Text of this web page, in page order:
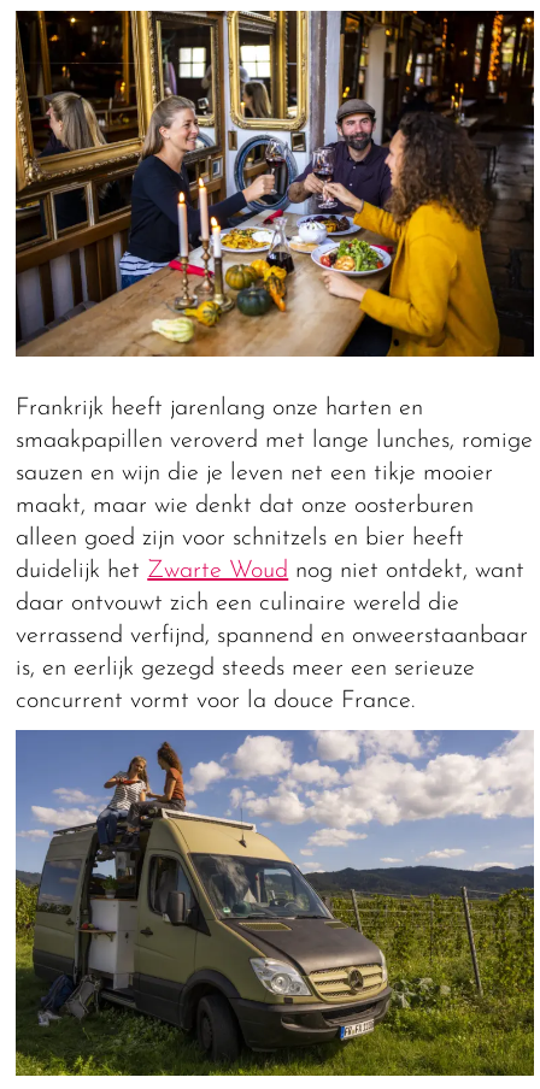
Frankrijk heeft jarenlang onze harten en
smaakpapillen veroverd met lange lunches, romige
sauzen en wijn die je leven net een tikje mooier
maakt, maar wie denkt dat onze oosterburen
alleen goed zijn voor schnitzels en bier heeft
duidelijk het Zwarte Woud nog niet ontdekt, want
daar ontvouwt zich een culinaire wereld die
verrassend verfijnd, spannend en onweerstaanbaar
is, en eerlijk gezegd steeds meer een serieuze
concurrent vormt voor la douce France.